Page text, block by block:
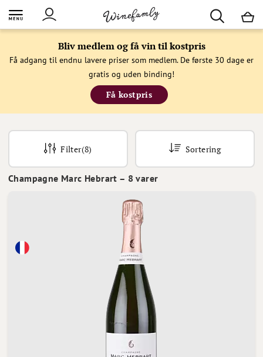
Bliv medlem og få vin til kostpris
Få adgang til endnu lavere priser som medlem. De første 30 dage er
gratis og uden binding!
Få kostpris
Champagne Marc Hebrart – 8 varer
Filter(8) Sortering